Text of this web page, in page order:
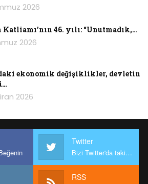
2026
Katliamı’nın 46. yılı: “Unutmadık,…
2026
ekonomik değişiklikler, devletin
2026
Twitter
Bizi Twitter'da takip edin
RSS